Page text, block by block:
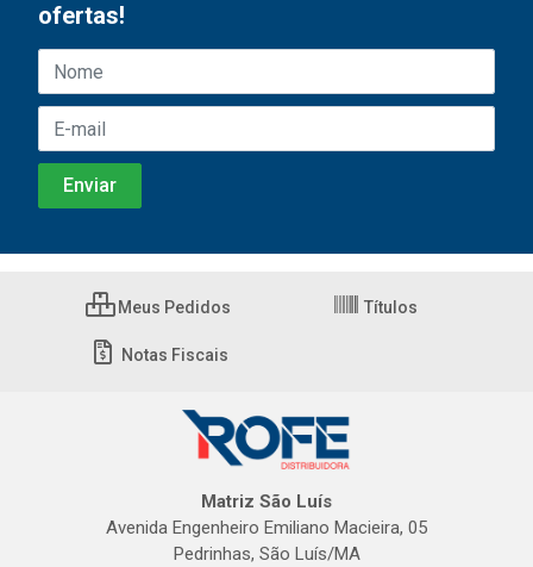
ofertas!
Meus Pedidos Títulos
Notas Fiscais
Matriz São Luís
Avenida Engenheiro Emiliano Macieira, 05
Pedrinhas, São Luís/MA